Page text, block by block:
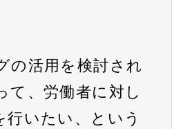
の活用を検討され
て、労働者に対し
行いたい、という